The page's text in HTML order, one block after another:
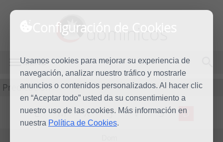
Configuración de Cookies
Usamos cookies para mejorar su experiencia de
navegación, analizar nuestro tráfico y mostrarle
anuncios o contenidos personalizados. Al hacer clic
en “Aceptar todo” usted da su consentimiento a
nuestro uso de las cookies. Más información en
nuestra Política de Cookies.
dominicos
MENÚ
Predicación
L M X J V S D